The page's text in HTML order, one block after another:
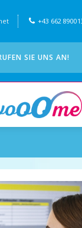
+43 662
SIE UNS AN!